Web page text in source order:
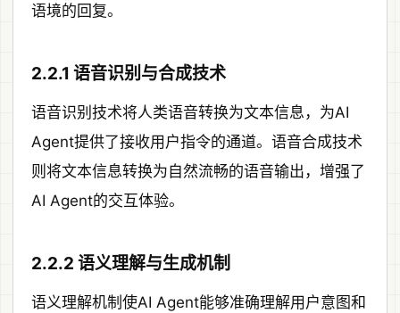
语境的回复。
2.2.1 语音识别与合成技术
语音识别技术将人类语音转换为文本信息，为AI
Agent提供了接收用户指令的通道。语音合成技术
则将文本信息转换为自然流畅的语音输出，增强了
AI Agent的交互体验。
2.2.2 语义理解与生成机制
语义理解机制使AI Agent能够准确理解用户意图和